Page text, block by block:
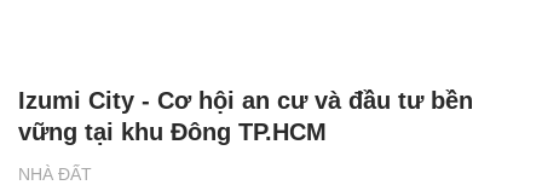
NHÀ ĐẤT
Izumi City - Cơ hội an cư và đầu tư bền
vững tại khu Đông TP.HCM